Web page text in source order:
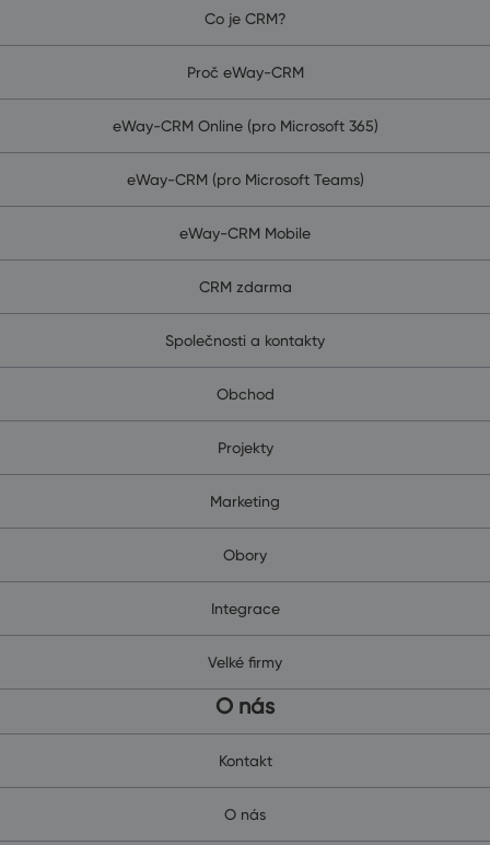
Co je CRM?
Proč eWay-CRM
eWay-CRM Online (pro Microsoft 365)
eWay-CRM (pro Microsoft Teams)
eWay-CRM Mobile
CRM zdarma
Společnosti a kontakty
Obchod
Projekty
Marketing
Obory
Integrace
Velké firmy
O nás
Kontakt
O nás